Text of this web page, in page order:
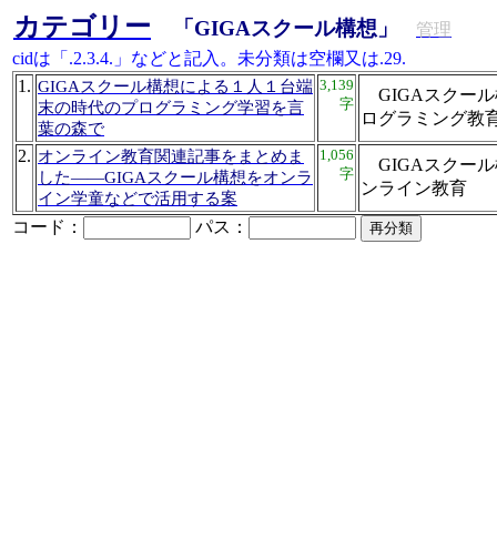
カテゴリー 「GIGAスクール構想」
管理
cidは「.2.3.4.」などと記入。未分類は空欄又は.29.
1. GIGAスクール構想による１人１台端
末の時代のプログラミング学習を言
葉の森で
3,139
字
GIGAスクー
ログラミン
2. オンライン教育関連記事をまとめま
した――GIGAスクール構想をオンラ
イン学童などで活用する案
1,056
字
GIGAスクー
ンライン教
コード： パス：